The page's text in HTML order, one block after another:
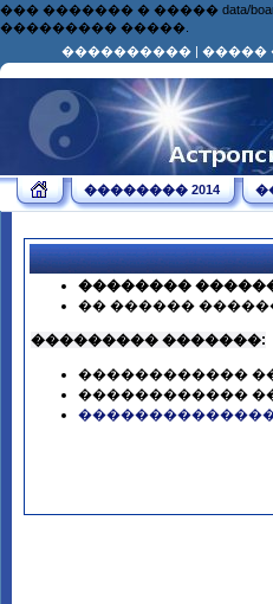
��� ������� � ����� data/
��������� �����.
���������� | �����
�������� 2014
��������
�� ������
��������� �������:
������������
������������